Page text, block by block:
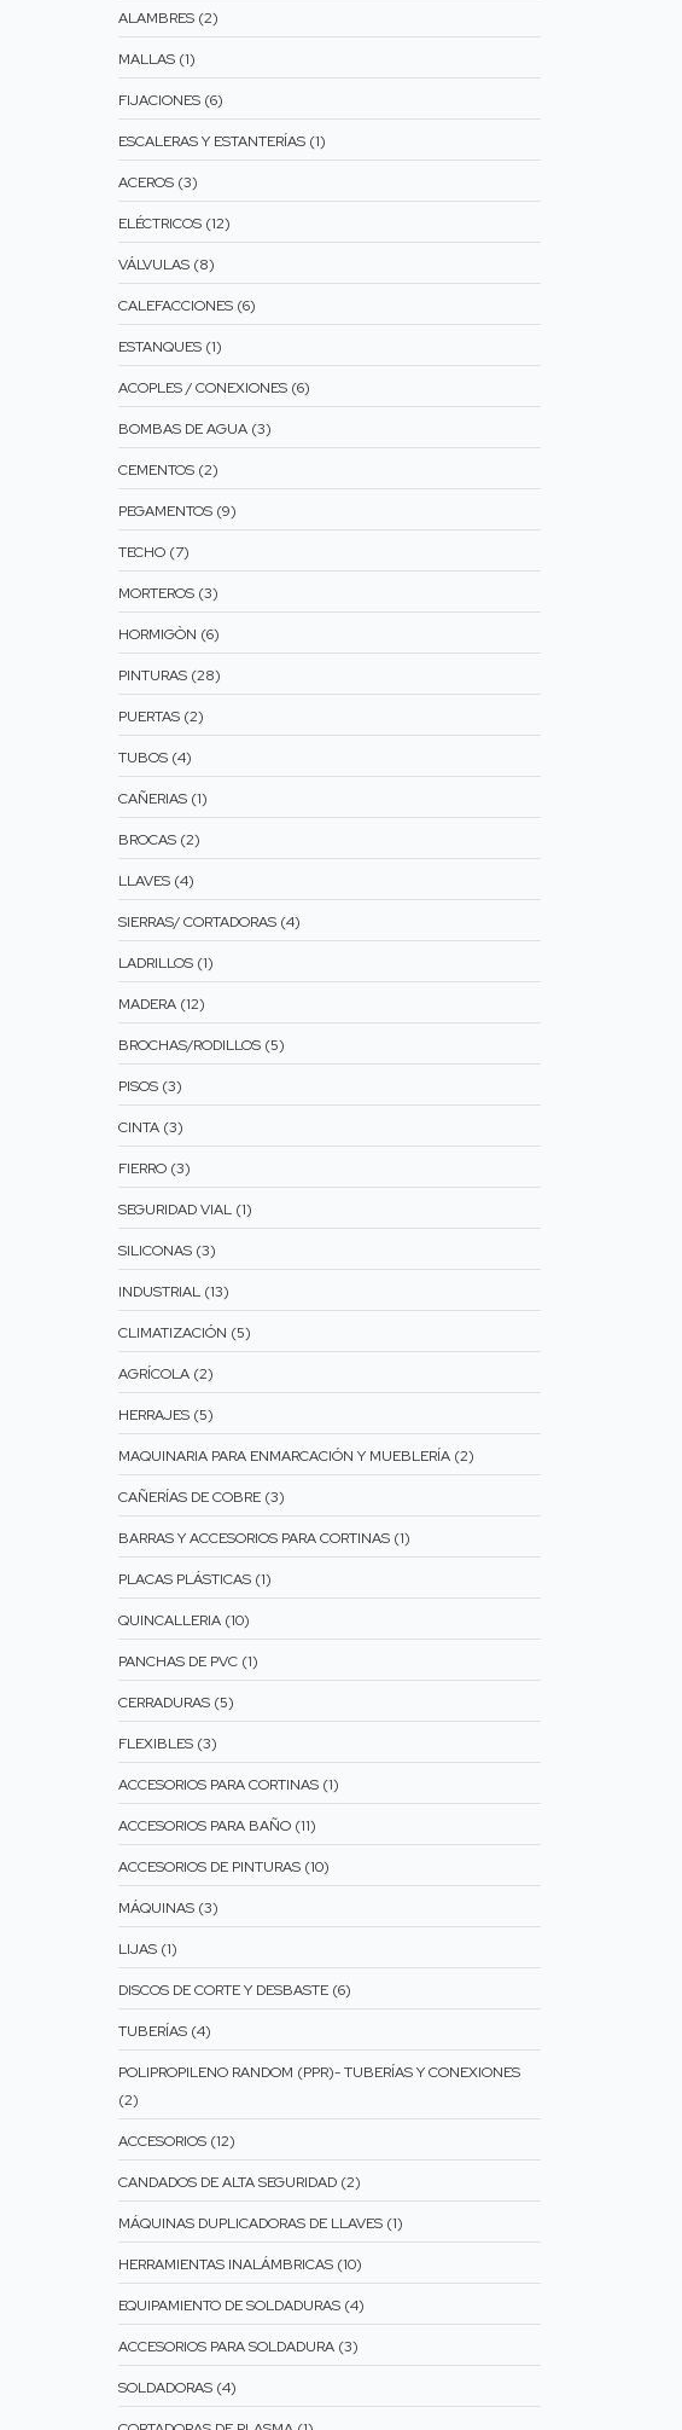
ALAMBRES (2)
MALLAS (1)
FIJACIONES (6)
ESCALERAS Y ESTANTERÍAS (1)
ACEROS (3)
ELÉCTRICOS (12)
VÁLVULAS (8)
CALEFACCIONES (6)
ESTANQUES (1)
ACOPLES / CONEXIONES (6)
BOMBAS DE AGUA (3)
CEMENTOS (2)
PEGAMENTOS (9)
TECHO (7)
MORTEROS (3)
HORMIGÒN (6)
PINTURAS (28)
PUERTAS (2)
TUBOS (4)
CAÑERIAS (1)
BROCAS (2)
LLAVES (4)
SIERRAS/ CORTADORAS (4)
LADRILLOS (1)
MADERA (12)
BROCHAS/RODILLOS (5)
PISOS (3)
CINTA (3)
FIERRO (3)
SEGURIDAD VIAL (1)
SILICONAS (3)
INDUSTRIAL (13)
CLIMATIZACIÓN (5)
AGRÍCOLA (2)
HERRAJES (5)
MAQUINARIA PARA ENMARCACIÓN Y MUEBLERÍA (2)
CAÑERÍAS DE COBRE (3)
BARRAS Y ACCESORIOS PARA CORTINAS (1)
PLACAS PLÁSTICAS (1)
QUINCALLERIA (10)
PANCHAS DE PVC (1)
CERRADURAS (5)
FLEXIBLES (3)
ACCESORIOS PARA CORTINAS (1)
ACCESORIOS PARA BAÑO (11)
ACCESORIOS DE PINTURAS (10)
MÁQUINAS (3)
LIJAS (1)
DISCOS DE CORTE Y DESBASTE (6)
TUBERÍAS (4)
POLIPROPILENO RANDOM (PPR)- TUBERÍAS Y CONEXIONES
(2)
ACCESORIOS (12)
CANDADOS DE ALTA SEGURIDAD (2)
MÁQUINAS DUPLICADORAS DE LLAVES (1)
HERRAMIENTAS INALÁMBRICAS (10)
EQUIPAMIENTO DE SOLDADURAS (4)
ACCESORIOS PARA SOLDADURA (3)
SOLDADORAS (4)